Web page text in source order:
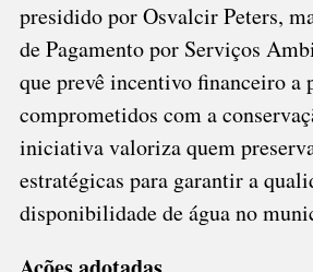
presidido por Osvalcir Peters,
de Pagamento por Serviços
que prevê incentivo financeiro a
comprometidos com a
iniciativa valoriza quem
estratégicas para garantir a
disponibilidade de água no